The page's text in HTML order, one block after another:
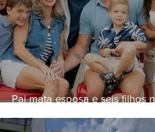
Pai mata esposa e seis filhos